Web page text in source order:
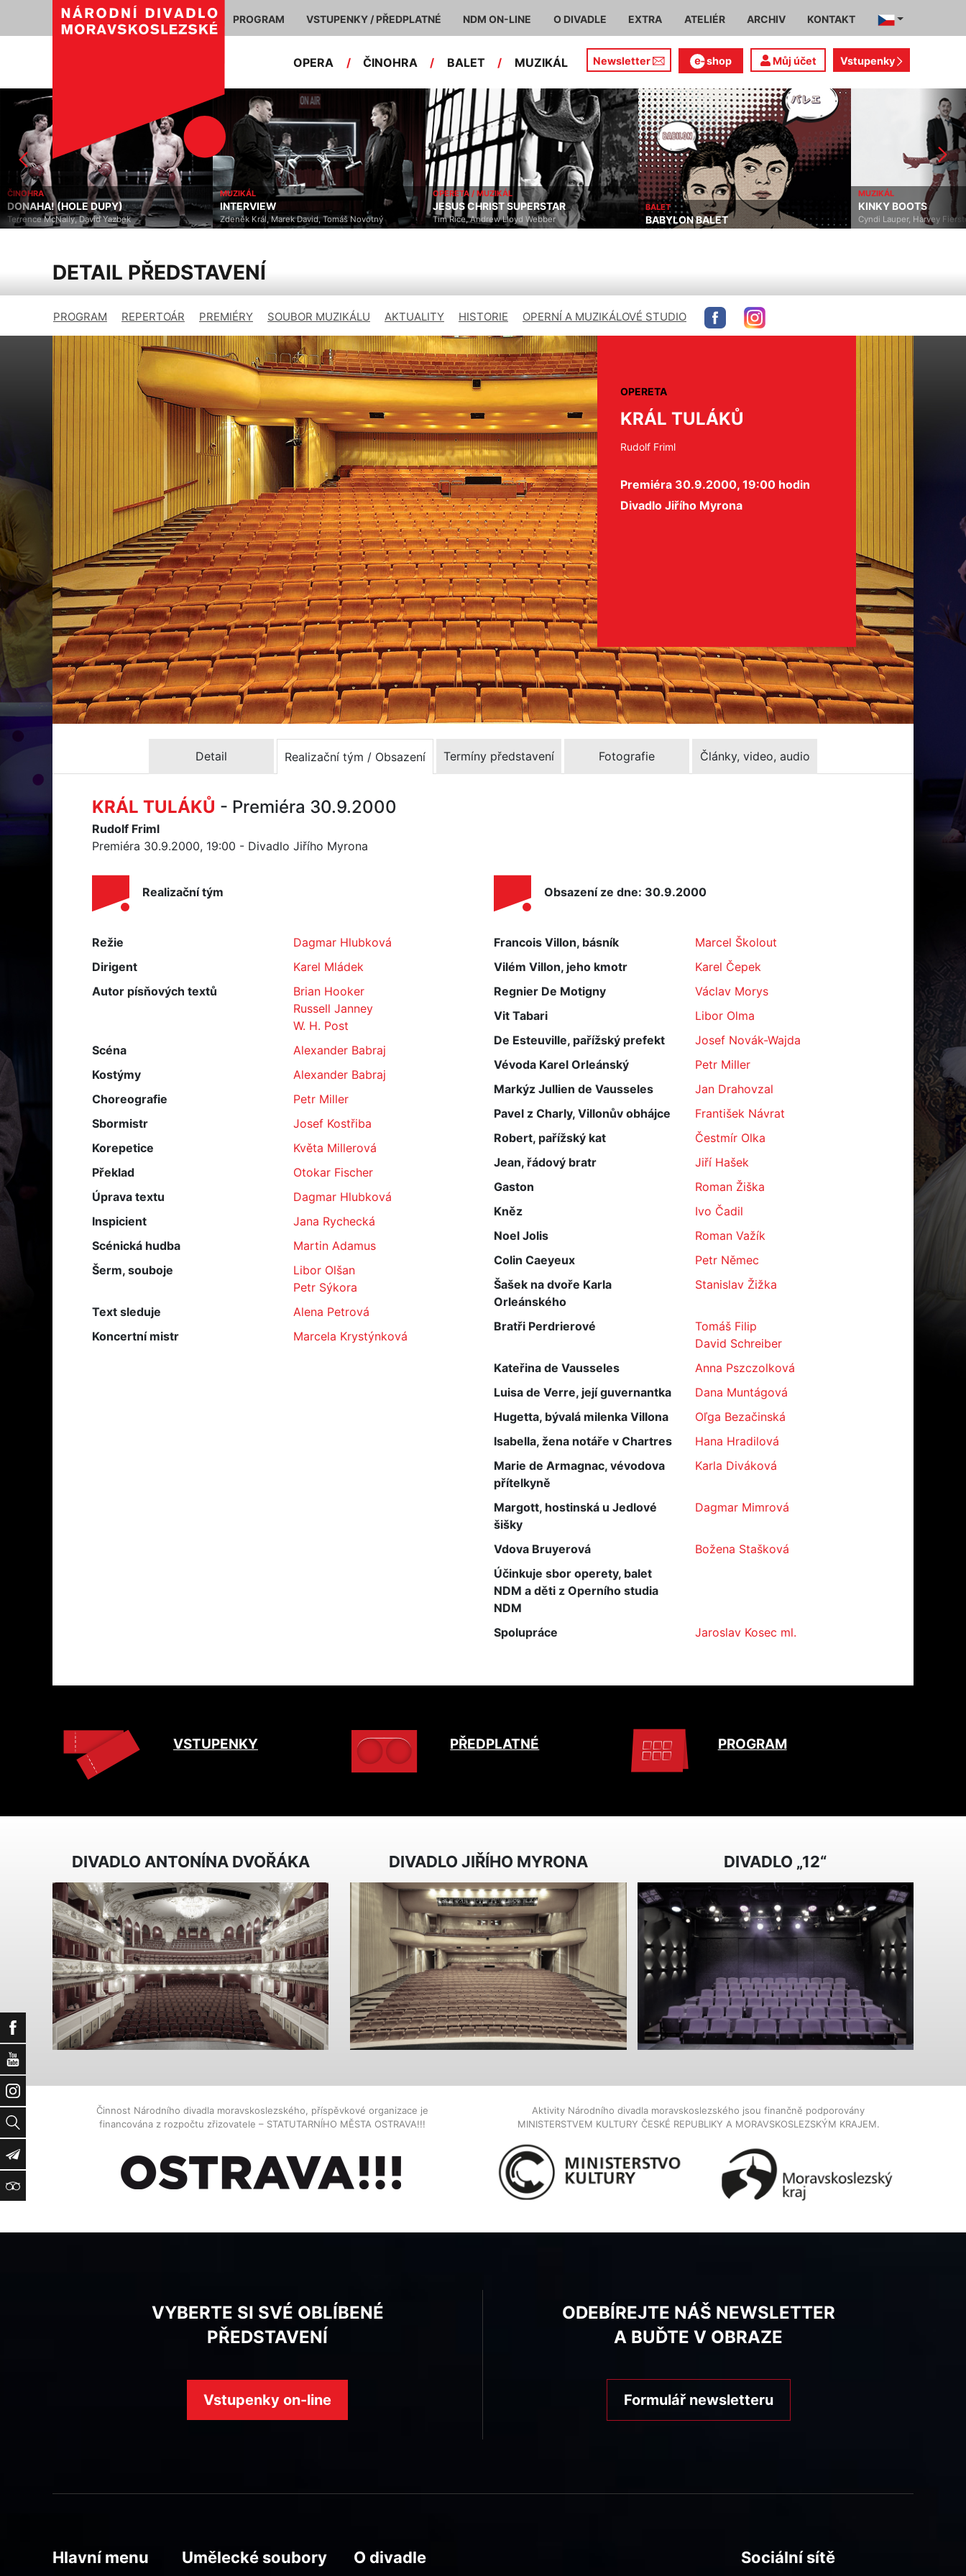
Facebook
YouTube
Instagram
Vyhledat
Newsletter
TripAdvisor
PROGRAM VSTUPENKY / PŘEDPLATNÉ NDM ON-LINE O DIVADLE EXTRA ATELIÉR ARCHIV KONTAKT
OPERA / ČINOHRA / BALET / MUZIKÁL Newsletter shop Můj účet Vstupenky
ČINOHRA
DONAHA! (HOLE DUPY)
Terrence McNally, David Yazbek
MUZIKÁL
INTERVIEW
Zdeněk Král, Marek David, Tomáš Novotný
OPERETA / MUZIKÁL
JESUS CHRIST SUPERSTAR
Tim Rice, Andrew Lloyd Webber
BALET
BABYLON BALET
MUZIKÁL
KINKY BOOTS
Cyndi Lauper, Harvey
DETAIL PŘEDSTAVENÍ
PROGRAM REPERTOÁR PREMIÉRY SOUBOR MUZIKÁLU AKTUALITY HISTORIE OPERNÍ A MUZIKÁLOVÉ STUDIO
OPERETA
KRÁL TULÁKŮ
Rudolf Friml
Premiéra 30.9.2000, 19:00 hodin
Divadlo Jiřího Myrona
Detail Realizační tým / Obsazení Termíny představení Fotografie Články, video, audio
KRÁL TULÁKŮ - Premiéra 30.9.2000
Rudolf Friml
Premiéra 30.9.2000, 19:00 - Divadlo Jiřího Myrona
Realizační tým
Režie
Dagmar Hlubková
Dirigent
Karel Mládek
Autor písňových textů
Brian Hooker
Russell Janney
W. H. Post
Scéna
Alexander Babraj
Kostýmy
Alexander Babraj
Choreografie
Petr Miller
Sbormistr
Josef Kostřiba
Korepetice
Květa Millerová
Překlad
Otokar Fischer
Úprava textu
Dagmar Hlubková
Inspicient
Jana Rychecká
Scénická hudba
Martin Adamus
Šerm, souboje
Libor Olšan
Petr Sýkora
Text sleduje
Alena Petrová
Koncertní mistr
Marcela Krystýnková
Obsazení ze dne: 30.9.2000
Francois Villon, básník
Marcel Školout
Vilém Villon, jeho kmotr
Karel Čepek
Regnier De Motigny
Václav Morys
Vit Tabari
Libor Olma
De Esteuville, pařížský prefekt
Josef Novák-Wajda
Vévoda Karel Orleánský
Petr Miller
Markýz Jullien de Vausseles
Jan Drahovzal
Pavel z Charly, Villonův obhájce
František Návrat
Robert, pařížský kat
Čestmír Olka
Jean, řádový bratr
Jiří Hašek
Gaston
Roman Žiška
Kněz
Ivo Čadil
Noel Jolis
Roman Važík
Colin Caeyeux
Petr Němec
Šašek na dvoře Karla
Orleánského
Stanislav Žižka
Bratři Perdrierové
Tomáš Filip
David Schreiber
Kateřina de Vausseles
Anna Pszczolková
Luisa de Verre, její guvernantka
Dana Muntágová
Hugetta, bývalá milenka Villona
Oľga Bezačinská
Isabella, žena notáře v Chartres
Hana Hradilová
Marie de Armagnac, vévodova
přítelkyně
Karla Diváková
Margott, hostinská u Jedlové
šišky
Dagmar Mimrová
Vdova Bruyerová
Božena Stašková
Účinkuje sbor operety, balet
NDM a děti z Operního studia
NDM
Spolupráce
Jaroslav Kosec ml.
VSTUPENKY PŘEDPLATNÉ PROGRAM
DIVADLO ANTONÍNA DVOŘÁKA DIVADLO JIŘÍHO MYRONA DIVADLO „12“
Činnost Národního divadla moravskoslezského, příspěvkové organizace je
financována z rozpočtu zřizovatele – STATUTARNÍHO MĚSTA OSTRAVA!!!
Aktivity Národního divadla moravskoslezského jsou finančně podporovány
MINISTERSTVEM KULTURY ČESKÉ REPUBLIKY A MORAVSKOSLEZSKÝM KRAJEM.
VYBERTE SI SVÉ OBLÍBENÉ
PŘEDSTAVENÍ
Vstupenky on-line
ODEBÍREJTE NÁŠ NEWSLETTER
A BUĎTE V OBRAZE
Formulář newsletteru
Hlavní menu Umělecké soubory O divadle Sociální sítě